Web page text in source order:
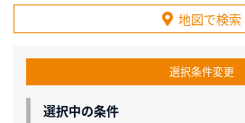
地図で検索
選択条件変更
選択中の条件